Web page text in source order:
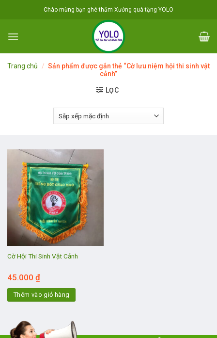
Chào mừng bạn ghé thăm Xưởng quà tặng YOLO
Trang chủ / Sản phẩm được gắn thẻ “Cờ lưu niệm hội thi sinh vật
cảnh”
LỌC
Cờ Hội Thi Sinh Vật Cảnh
45.000 ₫
Thêm vào giỏ hàng